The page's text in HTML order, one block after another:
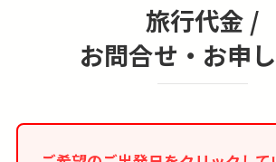
※試合日時は変更される可能性が
旅行代金 /
お問合せ・お申